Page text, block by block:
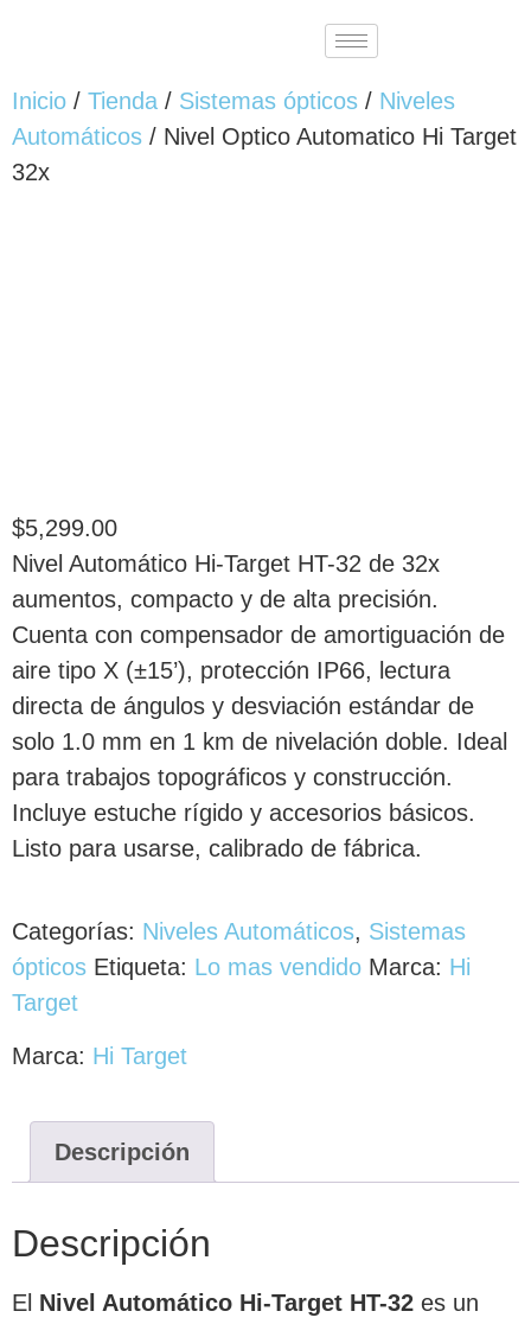
Inicio / Tienda / Sistemas ópticos / Niveles
Automáticos / Nivel Optico Automatico Hi Target
32x
$5,299.00
Nivel Automático Hi-Target HT-32 de 32x
aumentos, compacto y de alta precisión.
Cuenta con compensador de amortiguación de
aire tipo X (±15’), protección IP66, lectura
directa de ángulos y desviación estándar de
solo 1.0 mm en 1 km de nivelación doble. Ideal
para trabajos topográficos y construcción.
Incluye estuche rígido y accesorios básicos.
Listo para usarse, calibrado de fábrica.
Categorías: Niveles Automáticos, Sistemas
ópticos Etiqueta: Lo mas vendido Marca: Hi
Target
Marca: Hi Target
Descripción
Descripción
El Nivel Automático Hi-Target HT-32 es un